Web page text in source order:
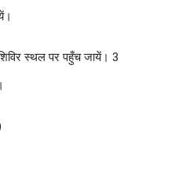
स्थल पर पहुँच जायें। 3